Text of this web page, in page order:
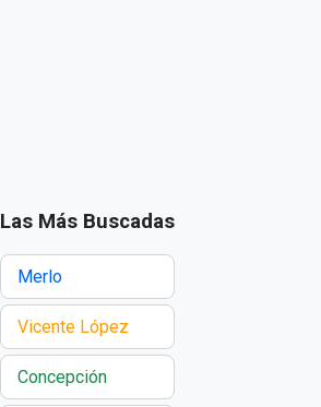
Las Más Buscadas
Merlo
Vicente López
Concepción